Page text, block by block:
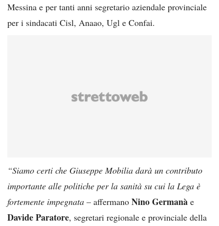
Messina e per tanti anni segretario aziendale provinciale
per i sindacati Cisl, Anaao, Ugl e Confai.
“Siamo certi che Giuseppe Mobilia darà un contributo
importante alle politiche per la sanità su cui la Lega è
fortemente impegnata – affermano Nino Germanà e
Davide Paratore, segretari regionale e provinciale della